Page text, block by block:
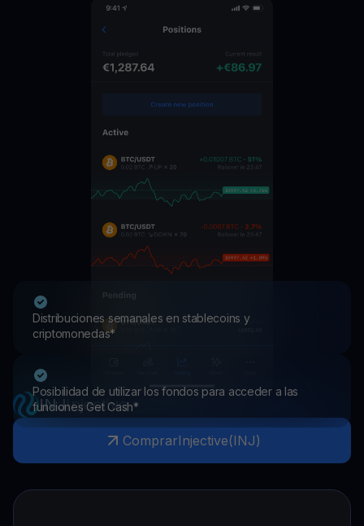
Distribuciones semanales en stablecoins y
criptomonedas*
Posibilidad de utilizar los fondos para acceder a las
funciones Get Cash*
INJInjective
ComprarInjective(INJ)